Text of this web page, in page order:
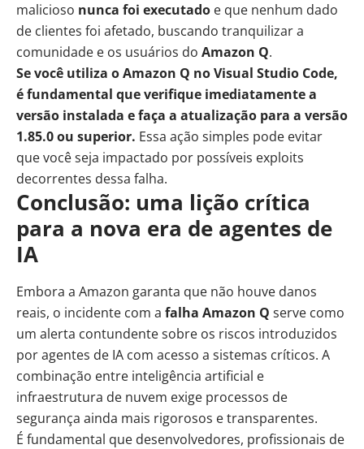
malicioso nunca foi executado e que nenhum dado
de clientes foi afetado, buscando tranquilizar a
comunidade e os usuários do Amazon Q.
Se você utiliza o Amazon Q no Visual Studio Code,
é fundamental que verifique imediatamente a
versão instalada e faça a atualização para a versão
1.85.0 ou superior. Essa ação simples pode evitar
que você seja impactado por possíveis exploits
decorrentes dessa falha.
Conclusão: uma lição crítica
para a nova era de agentes de
IA
Embora a Amazon garanta que não houve danos
reais, o incidente com a falha Amazon Q serve como
um alerta contundente sobre os riscos introduzidos
por agentes de IA com acesso a sistemas críticos. A
combinação entre inteligência artificial e
infraestrutura de nuvem exige processos de
segurança ainda mais rigorosos e transparentes.
É fundamental que desenvolvedores, profissionais de